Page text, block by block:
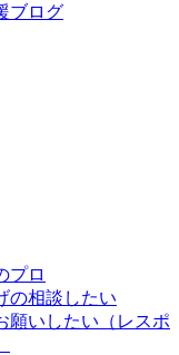
ブログ
プロ
の相談したい
願いしたい（レスポ